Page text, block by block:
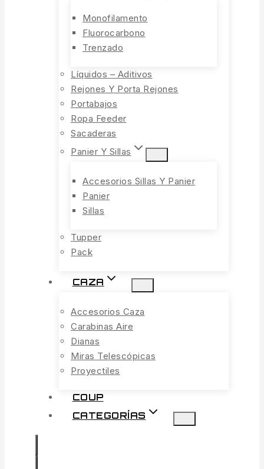
Monofilamento
Fluorocarbono
Trenzado
Líquidos – Aditivos
Rejones Y Porta Rejones
Portabajos
Ropa Feeder
Sacaderas
Panier Y Sillas
Accesorios Sillas Y Panier
Panier
Sillas
Tupper
Pack
CAZA
Accesorios Caza
Carabinas Aire
Dianas
Miras Telescópicas
Proyectiles
COUP
CATEGORÍAS